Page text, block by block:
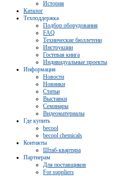
История
Каталог
Техподдержка
Подбор оборудования
FAQ
Технические бюллетени
Инструкции
Гостевая книга
Индивидуальные проекты
Информация
Новости
Новинки
Статьи
Выставки
Семинары
Видеоматериалы
Где купить
becool
becool chemicals
Контакты
Штаб-квартира
Партнерам
Для поставщиков
For suppliers